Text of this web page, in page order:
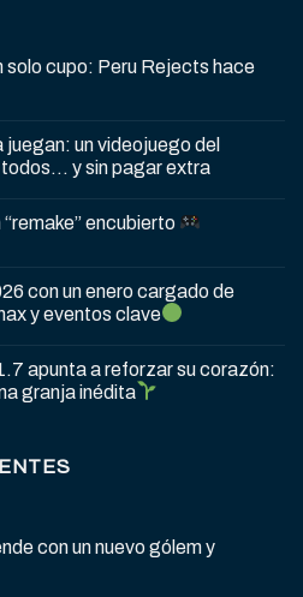
solo cupo: Peru Rejects hace
un videojuego del
todos… y sin pagar extra
encubierto
con un enero cargado de
y eventos clave
apunta a reforzar su corazón:
granja inédita
con un nuevo gólem y